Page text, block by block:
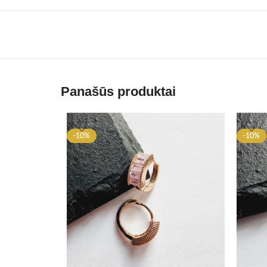
Panašūs produktai
-10% -10%